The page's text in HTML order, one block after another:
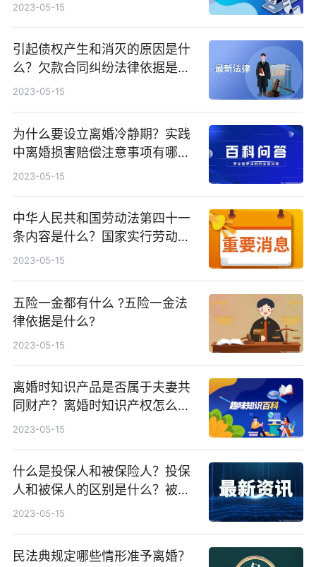
2023-05-15
引起债权产生和消灭的原因是什
么？欠款合同纠纷法律依据是什
么？
2023-05-15
为什么要设立离婚冷静期？实践
中离婚损害赔偿注意事项有哪
些？
2023-05-15
中华人民共和国劳动法第四十一
条内容是什么？国家实行劳动者
每日工作时间不超过几小时？
2023-05-15
五险一金都有什么 ?五险一金法
律依据是什么?
2023-05-15
离婚时知识产品是否属于夫妻共
同财产？离婚时知识产权怎么分
割？
2023-05-15
什么是投保人和被保险人？投保
人和被保人的区别是什么？被保
险人需要具备哪些条件？
2023-05-15
民法典规定哪些情形准予离婚？